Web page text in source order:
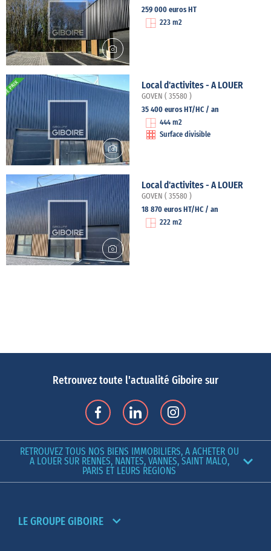
259 000 euros HT
223 m2
Local d'activites - A LOUER
GOVEN ( 35580 )
35 400 euros HT/HC / an
444 m2
Surface divisible
Local d'activites - A LOUER
GOVEN ( 35580 )
18 870 euros HT/HC / an
222 m2
Retrouvez toute l'actualité Giboire sur
RETROUVEZ TOUS NOS BIENS IMMOBILIERS, A ACHETER OU
A LOUER SUR RENNES, NANTES, VANNES, SAINT MALO,
PARIS ET LEURS REGIONS
LE GROUPE GIBOIRE